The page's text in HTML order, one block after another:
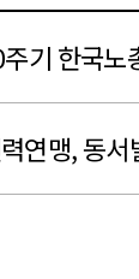
기 한국노
연맹, 동